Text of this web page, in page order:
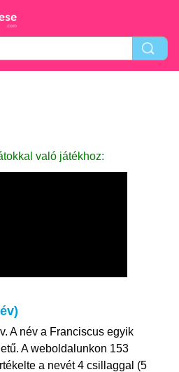
való játékhoz:
A név a Franciscus egyik
A weboldalunkon 153
a nevét 4 csillaggal (5